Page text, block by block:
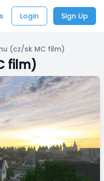
Login Sign Up
(cz/sk MC film)
film)